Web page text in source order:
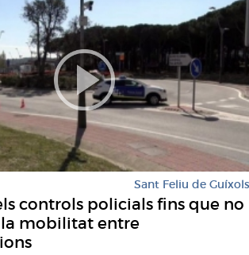
Sant Feliu de Guíxols
controls policials fins que no
mobilitat entre